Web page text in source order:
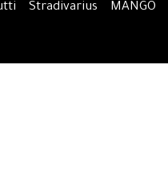
MANGO
Stradivarius